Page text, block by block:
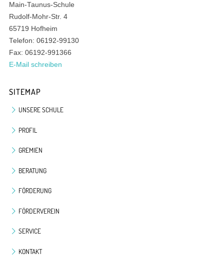
Main-Taunus-Schule
Rudolf-Mohr-Str. 4
65719 Hofheim
Telefon: 06192-99130
Fax: 06192-991366
E-Mail schreiben
SITEMAP
UNSERE SCHULE
PROFIL
GREMIEN
BERATUNG
FÖRDERUNG
FÖRDERVEREIN
SERVICE
KONTAKT